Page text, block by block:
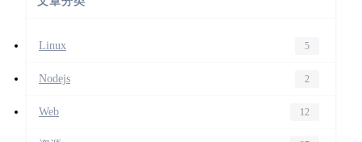
Linux 5
Nodejs 2
Web 12